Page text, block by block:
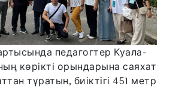
педагогтер Куала-
көрікті орындарына саяхат
тұратын, биіктігі 451 метр